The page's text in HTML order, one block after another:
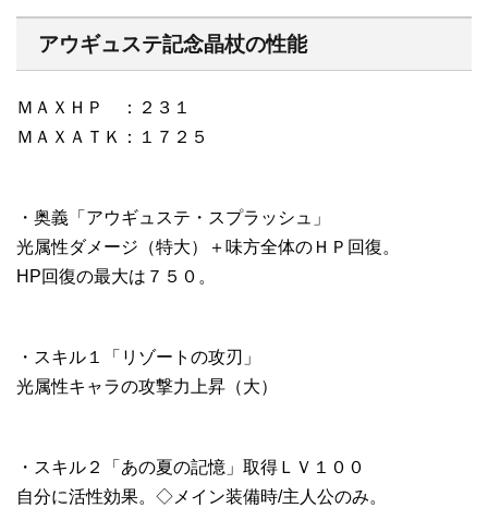
アウギュステ記念晶杖の性能
ＭＡＸＨＰ ：２３１
ＭＡＸＡＴＫ：１７２５
・奥義「アウギュステ・スプラッシュ」
光属性ダメージ（特大）＋味方全体のＨＰ回復。
HP回復の最大は７５０。
・スキル１「リゾートの攻刃」
光属性キャラの攻撃力上昇（大）
・スキル２「あの夏の記憶」取得ＬＶ１００
自分に活性効果。◇メイン装備時/主人公のみ。